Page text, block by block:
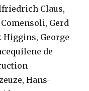
Claus,
Gerd
George
de
Hans-